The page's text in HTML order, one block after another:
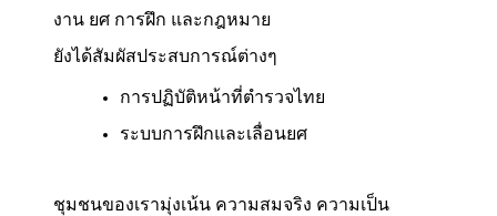
งาน ยศ การฝึก และกฎหมาย
ยังได้สัมผัสประสบการณ์ต่างๆ
การปฏิบัติหน้าที่ตำรวจไทย
ระบบการฝึกและเลื่อนยศ
ชุมชนของเรามุ่งเน้น ความสมจริง ความเป็น